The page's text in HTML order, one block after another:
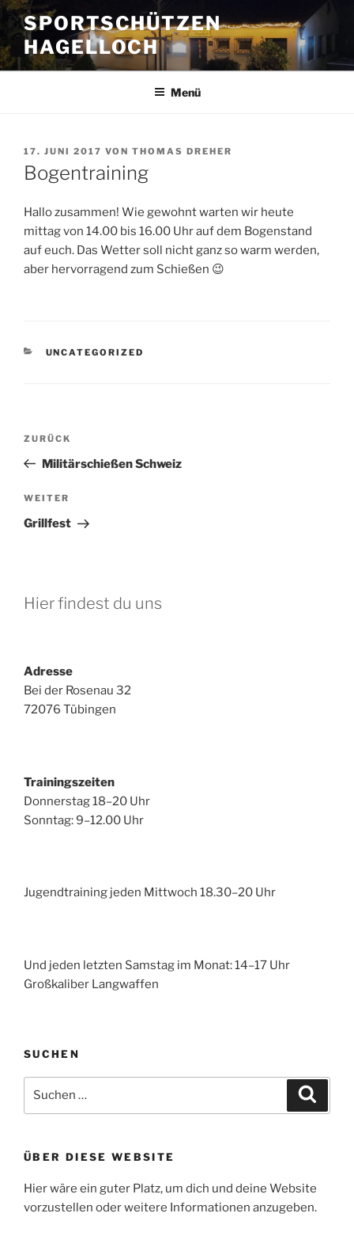
Zum
Inhalt
springen
SPORTSCHÜTZEN
HAGELLOCH
Menü
VERÖFFENTLICHT
AM
17. JUNI 2017 VON THOMAS DREHER
Bogentraining
Hallo zusammen! Wie gewohnt warten wir heute
mittag von 14.00 bis 16.00 Uhr auf dem Bogenstand
auf euch. Das Wetter soll nicht ganz so warm werden,
aber hervorragend zum Schießen 😉
KATEGORIEN
UNCATEGORIZED
Beitragsnavigation
Vorheriger
Beitrag
ZURÜCK
Militärschießen Schweiz
Nächster
Beitrag
WEITER
Grillfest
Hier findest du uns
Adresse
Bei der Rosenau 32
72076 Tübingen
Trainingszeiten
Donnerstag 18–20 Uhr
Sonntag: 9–12.00 Uhr
Jugendtraining jeden Mittwoch 18.30–20 Uhr
Und jeden letzten Samstag im Monat: 14–17 Uhr
Großkaliber Langwaffen
SUCHEN
nach:
ÜBER DIESE WEBSITE
Hier wäre ein guter Platz, um dich und deine Website
vorzustellen oder weitere Informationen anzugeben.